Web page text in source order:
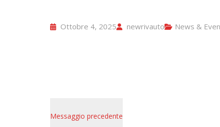
Ottobre 4, 2025 newrivauto News &
Messaggio precedente